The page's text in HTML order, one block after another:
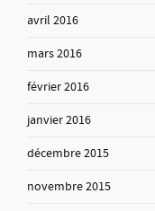
avril 2016
mars 2016
février 2016
janvier 2016
décembre 2015
novembre 2015